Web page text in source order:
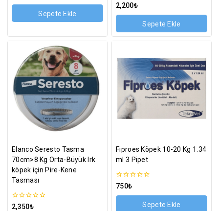
üzerinden
Sepete Ekle
0
üzerinden
2,200₺
Sepete Ekle
Elanco Seresto Tasma
70cm>8 Kg Orta-Büyük Irk
köpek için Pire-Kene
Tasması
0
2,350₺
Fiproes Köpek 10-20 Kg 1.34
ml 3 Pipet
0
üzerinden
750₺
Sepete Ekle